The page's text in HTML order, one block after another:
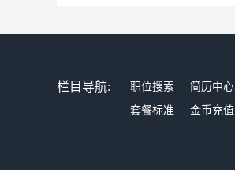
栏目导航: 职位搜索 简历中心
套餐标准
金币充值